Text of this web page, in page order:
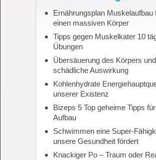
Ernährungsplan Muskelaufbau
einen massiven Körper
Tipps gegen Muskelkater 10
Übungen
Übersäuerung des Körpers
schädliche Auswirkung
Kohlenhydrate
unserer Existenz
Bizeps 5 Top geheime Tipps
Aufbau
Schwimmen eine Super-
unsere Gesundheit fördert
Knackiger Po – Traum oder